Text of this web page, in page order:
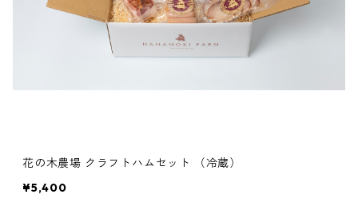
花の木農場 クラフトハムセット （冷蔵）
¥5,400